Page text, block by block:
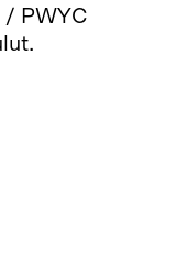
/ PWYC